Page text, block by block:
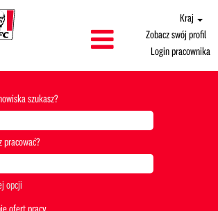
Kraj
Zobacz swój profil
Login pracownika
szukasz?
pracować?
opcji